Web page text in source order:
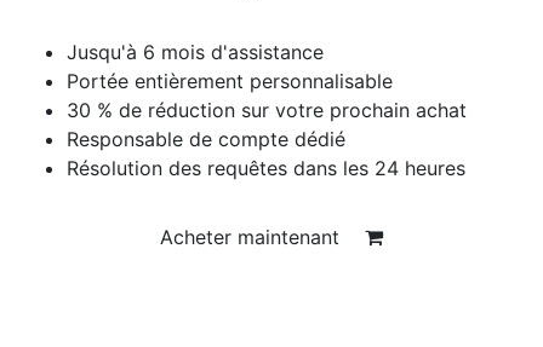
Jusqu'à 6 mois d'assistance
Portée entièrement personnalisable
30 % de réduction sur votre prochain achat
Responsable de compte dédié
Résolution des requêtes dans les 24 heures
Acheter maintenant